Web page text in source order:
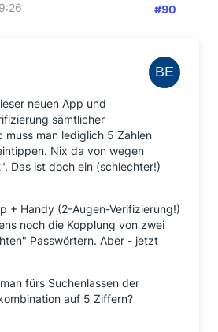
#90
neuen App und
sämtlicher
muss man lediglich 5 Zahlen
Nix da von wegen
Das ist doch ein (schlechter!)
+ Handy (2-Augen-Verifizierung!)
noch die Kopplung von zwei
Passwörtern. Aber - jetzt
fürs Suchenlassen der
auf 5 Ziffern?